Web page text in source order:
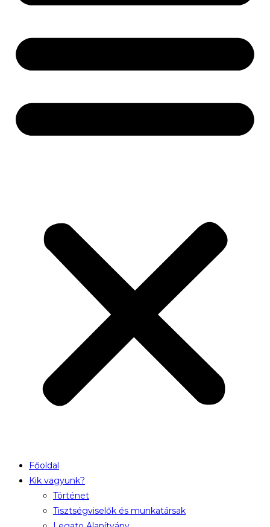
Főoldal
Kik vagyunk?
Történet
Tisztségviselők és munkatársak